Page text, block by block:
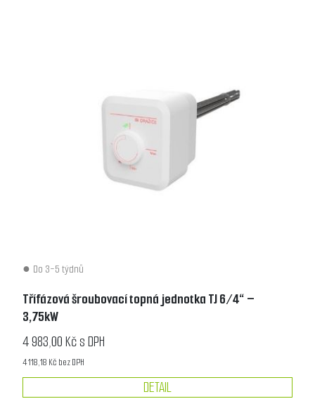
Do 3-5 týdnů
Třífázová šroubovací topná jednotka TJ 6/4“ –
3,75kW
4 983,00 Kč s DPH
4 118,18 Kč bez DPH
DETAIL